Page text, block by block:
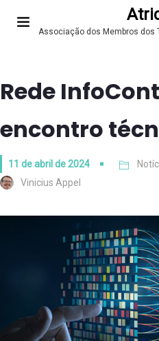
Associação dos Membros dos
Rede
encontro
11 de abril de 2024
Vinicius Appel